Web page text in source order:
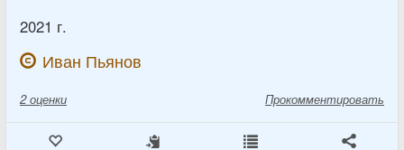
2021 г.
Иван Пьянов
2 оценки Прокомментировать